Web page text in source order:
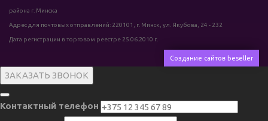
района г. Минска
Адрес для почтовых отправлений: 220101, г. Минск, ул. Якубова, 24 - 232
Дата регистрации в торговом реестре 25.06.2010 г.
Создание сайтов beseller
ЗАКАЗАТЬ ЗВОНОК
Контактный телефон